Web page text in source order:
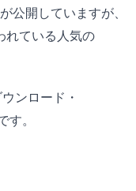
公開していますが、
れている人気の
ンロード・
。